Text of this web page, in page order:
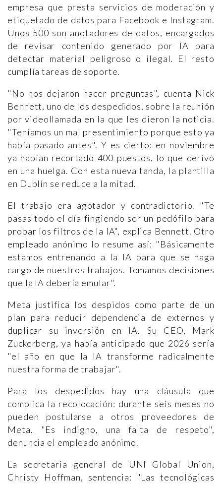
empresa que presta servicios de moderación y
etiquetado de datos para Facebook e Instagram.
Unos 500 son anotadores de datos, encargados
de revisar contenido generado por IA para
detectar material peligroso o ilegal. El resto
cumplía tareas de soporte.
"No nos dejaron hacer preguntas", cuenta Nick
Bennett, uno de los despedidos, sobre la reunión
por videollamada en la que les dieron la noticia.
"Teníamos un mal presentimiento porque esto ya
había pasado antes". Y es cierto: en noviembre
ya habían recortado 400 puestos, lo que derivó
en una huelga. Con esta nueva tanda, la plantilla
en Dublín se reduce a la mitad.
El trabajo era agotador y contradictorio. "Te
pasas todo el día fingiendo ser un pedófilo para
probar los filtros de la IA", explica Bennett. Otro
empleado anónimo lo resume así: "Básicamente
estamos entrenando a la IA para que se haga
cargo de nuestros trabajos. Tomamos decisiones
que la IA debería emular".
Meta justifica los despidos como parte de un
plan para reducir dependencia de externos y
duplicar su inversión en IA. Su CEO, Mark
Zuckerberg, ya había anticipado que 2026 sería
"el año en que la IA transforme radicalmente
nuestra forma de trabajar".
Para los despedidos hay una cláusula que
complica la recolocación: durante seis meses no
pueden postularse a otros proveedores de
Meta. "Es indigno, una falta de respeto",
denuncia el empleado anónimo.
La secretaria general de UNI Global Union,
Christy Hoffman, sentencia: "Las tecnológicas